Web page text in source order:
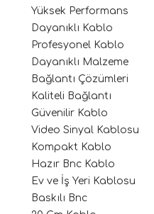
Yüksek Performans
Dayanıklı Kablo
Profesyonel Kablo
Dayanıklı Malzeme
Bağlantı Çözümleri
Kaliteli Bağlantı
Güvenilir Kablo
Video Sinyal Kablosu
Kompakt Kablo
Hazır Bnc Kablo
Ev ve İş Yeri Kablosu
Baskılı Bnc